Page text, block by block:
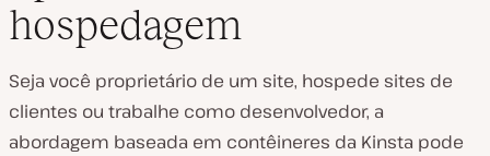
hospedagem
Seja você proprietário de um site, hospede sites de
clientes ou trabalhe como desenvolvedor, a
abordagem baseada em contêineres da Kinsta pode